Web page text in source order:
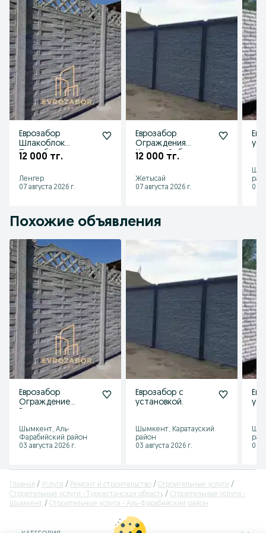
Еврозабор
Шлакоблок
Пескоблок
12 000 тг.
Ленгер
07 августа 2026 г.
Еврозабор
Ограждения
Қоршау Забор
12 000 тг.
Жетысай
07 августа 2026 г.
06
Похожие объявления
Еврозабор
Ограждение
Шымкент, Аль-
Фарабийский район
03 августа 2026 г.
Еврозабор с
установкой.
Шымкент, Каратауский
район
03 августа 2026 г.
06
Главная Услуги Ремонт и строительство
Cтроительные услуги
Cтроительные услуги - Туркестанская область
Cтроительные услуги -
Шымкент
Cтроительные услуги - Аль-Фарабийский район